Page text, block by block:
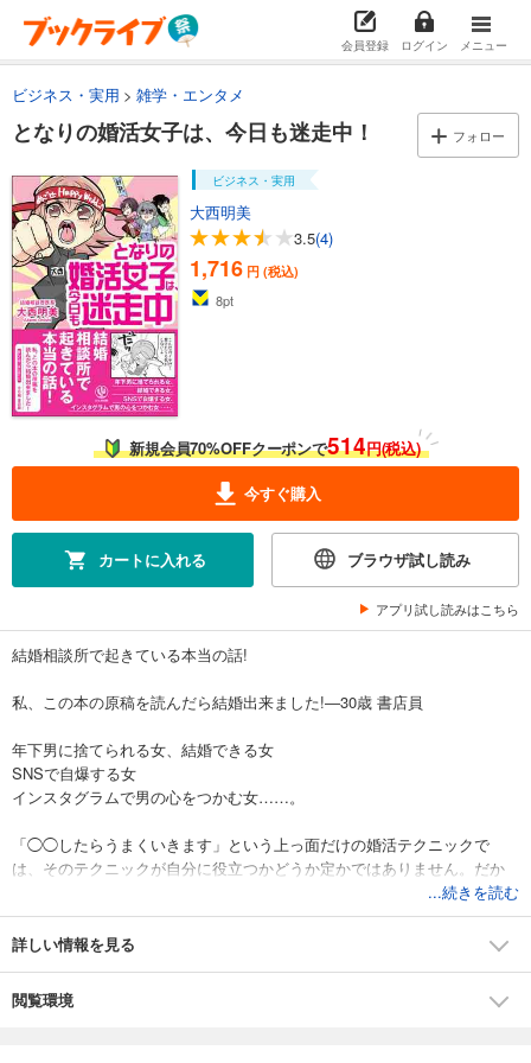
会員登録 ログイン メニュー
ビジネス・実用 雑学・エンタメ
となりの婚活女子は、今日も迷走中！ フォロー
ビジネス・実用
大西明美
3.5(4)
1,716 円 (税込)
8pt
新規会員70%OFFクーポンで514円(税込)
今すぐ購入
カートに入れる ブラウザ試し読み
アプリ試し読みはこちら
結婚相談所で起きている本当の話!
私、この本の原稿を読んだら結婚出来ました!―30歳 書店員
年下男に捨てられる女、結婚できる女
SNSで自爆する女
インスタグラムで男の心をつかむ女……。
「◯◯したらうまくいきます」という上っ面だけの婚活テクニックで
は、そのテクニックが自分に役立つかどうか定かではありません。だか
ら、本書ではあえて徹底的に現場の生々しい具体例を全ての章に入れ込
んであります。婚活中の人たちが「こういうことあるよねー」という
「あるある」の事例を読むことで、問題意識を呼び起こし、具体例に登
を提示してあります。全事例は、エグいほどの現場事例です。結婚相談
所で起こる醜いドロドロとした人間模様も描かれています。ただ、笑っ
...続きを読む
詳しい情報を見る
閲覧環境